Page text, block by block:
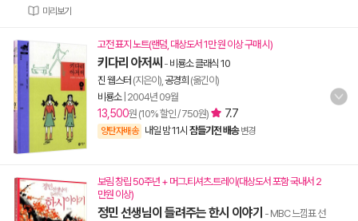
미리보기
고전 표지 노트(랜덤, 대상도서 1만 원 이상 구매 시)
키다리 아저씨 - 비룡소 클래식 10
진 웹스터 (지은이), 공경희 (옮긴이)
비룡소| 2004년 09월
13,500원 (10% 할인 / 750원) 7.7
양탄자배송 내일 밤 11시 잠들기전 배송 변경
보림 창립 50주년 + 머그.티셔츠.트레이(대상도서 포함 국내서 2
만원 이상)
정민 선생님이 들려주는 한시 이야기 - MBC 느낌표 선